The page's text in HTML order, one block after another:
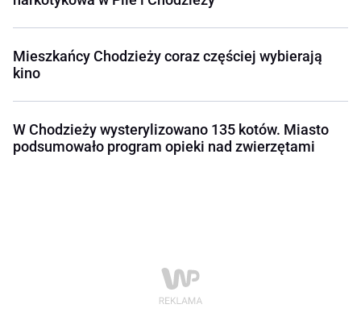
Mieszkańcy Chodzieży coraz częściej wybierają
kino
W Chodzieży wysterylizowano 135 kotów. Miasto
podsumowało program opieki nad zwierzętami